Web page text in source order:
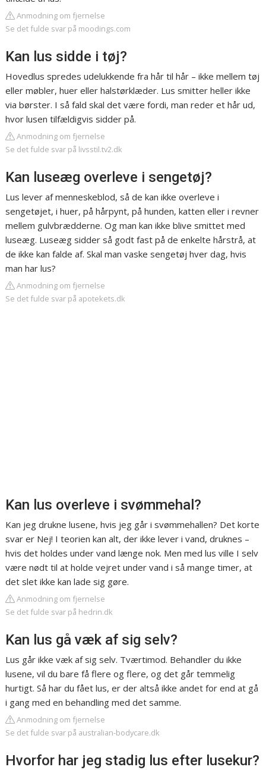
Anmodning om fjernelse
Se det fulde svar på moodings.com
Kan lus sidde i tøj?
Hovedlus spredes udelukkende fra hår til hår – ikke mellem tøj
eller møbler, huer eller halstørklæder. Lus smitter heller ikke
via børster. I så fald skal det være fordi, man reder et hår ud,
hvor lusen tilfældigvis sidder på.
Anmodning om fjernelse
Se det fulde svar på livsstil.tv2.dk
Kan luseæg overleve i sengetøj?
Lus lever af menneskeblod, så de kan ikke overleve i
sengetøjet, i huer, på hårpynt, på hunden, katten eller i revner
mellem gulvbrædderne. Og man kan ikke blive smittet med
luseæg. Luseæg sidder så godt fast på de enkelte hårstrå, at
de ikke kan falde af. Skal man vaske sengetøj hver dag, hvis
man har lus?
Anmodning om fjernelse
Se det fulde svar på apotekets.dk
Kan lus overleve i svømmehal?
Kan jeg drukne lusene, hvis jeg går i svømmehallen? Det korte
svar er Nej! I teorien kan alt, der ikke lever i vand, druknes –
hvis det holdes under vand længe nok. Men med lus ville I selv
være nødt til at holde vejret under vand i så mange timer, at
det slet ikke kan lade sig gøre.
Anmodning om fjernelse
Se det fulde svar på hedrin.dk
Kan lus gå væk af sig selv?
Lus går ikke væk af sig selv. Tværtimod. Behandler du ikke
lusene, vil du bare få flere og flere, og det går temmelig
hurtigt. Så har du fået lus, er der altså ikke andet for end at gå
i gang med en behandling med det samme.
Anmodning om fjernelse
Se det fulde svar på australian-bodycare.dk
Hvorfor har jeg stadig lus efter lusekur?